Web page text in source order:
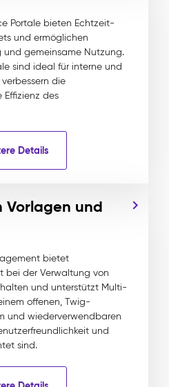
Portale bieten Echtzeit-
und ermöglichen
und gemeinsame Nutzung.
sind ideal für interne und
die
des
Details
Vorlagen und
bietet
bei der Verwaltung von
und unterstützt Multi-
offenen, Twig-
und wiederverwendbaren
und
sind.